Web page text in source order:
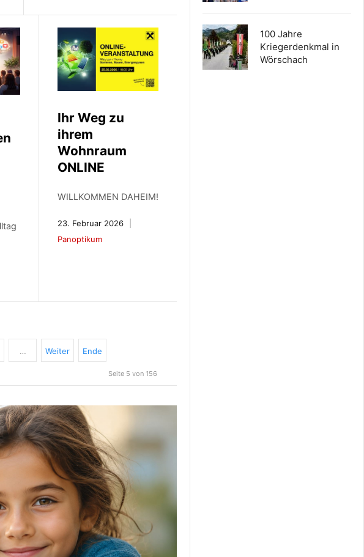
Ihr Weg zu
ihrem
Wohnraum
ONLINE
WILLKOMMEN DAHEIM!
23. Februar 2026
Panoptikum
… Weiter Ende
Seite 5 von 156
100 Jahre
Kriegerdenkmal in
Wörschach